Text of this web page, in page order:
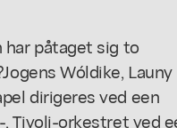
har påtaget sig to
Wóldike, Launy
dirigeres ved een
, Tivoli-orkestret ved